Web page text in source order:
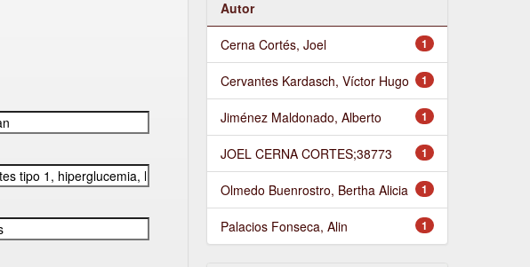
Autor
1
Cerna Cortés, Joel
1
Cervantes Kardasch, Víctor Hugo
1
Jiménez Maldonado, Alberto
1
JOEL CERNA CORTES;38773
1
Olmedo Buenrostro, Bertha Alicia
1
Palacios Fonseca, Alin